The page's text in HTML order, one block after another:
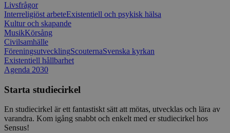
Livsfrågor
Interreligiöst arbeteExistentiell och psykisk hälsa
Kultur och skapande
MusikKörsång
Civilsamhälle
FöreningsutvecklingScouternaSvenska kyrkan
Existentiell hållbarhet
Agenda 2030
Starta studiecirkel
En studiecirkel är ett fantastiskt sätt att mötas, utvecklas och lära av
varandra. Kom igång snabbt och enkelt med er studiecirkel hos
Sensus!